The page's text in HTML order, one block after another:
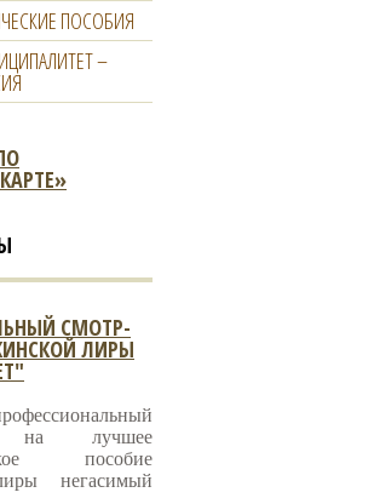
ПОСОБИЯ
–
СМОТР-
ЛИРЫ
на лучшее
пособие
негасимый